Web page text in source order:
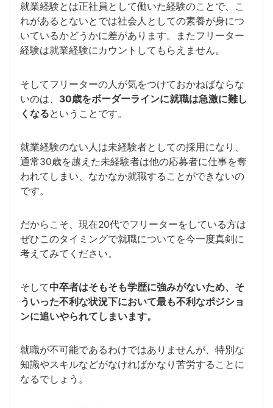
就業経験とは正社員として働いた経験のことで、こ
れがあるとないとでは社会人としての素養が身につ
いているかどうかに差があります。またフリーター
経験は就業経験にカウントしてもらえません。
そしてフリーターの人が気をつけておかねばならな
いのは、 30歳をボーダーラインに就職は急激に難し
くなるということです。
就業経験のない人は未経験者としての採用になり、
通常30歳を越えた未経験者は他の応募者に仕事を奪
われてしまい、なかなか就職することができないの
です。
だからこそ、現在20代でフリーターをしている方は
ぜひこのタイミングで就職についてを今一度真剣に
考えてみてください。
そして中卒者はそもそも学歴に強みがないため、そ
ういった不利な状況下において最も不利なポジショ
ンに追いやられてしまいます。
就職が不可能であるわけではありませんが、特別な
知識やスキルなどがなければかなり苦労することに
なるでしょう。